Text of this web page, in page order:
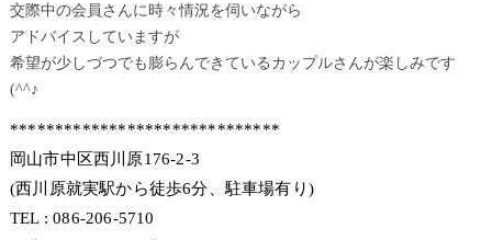
交際中の会員さんに時々情況を伺いながら
アドバイスしていますが
希望が少しづつでも膨らんできているカップルさんが楽しみです
(^^♪
******************************
岡山市中区西川原176-2-3
(西川原就実駅から徒歩6分、駐車場有り)
TEL : 086-206-5710